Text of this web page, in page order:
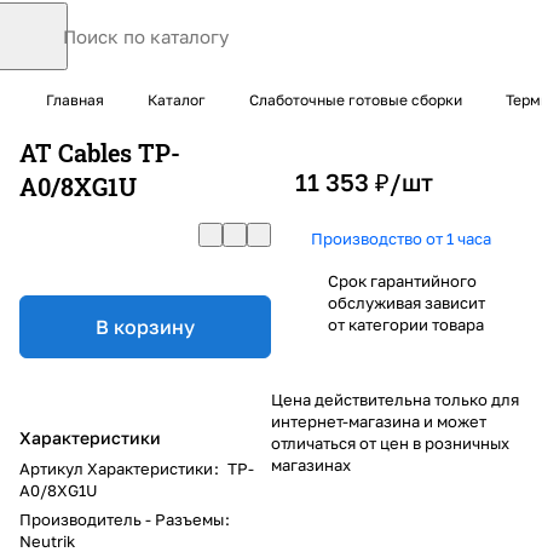
Главная Каталог Слаботочные готовые сборки
AT Cables TP-
A0/8XG1U
В корзину
Характеристики
Артикул Характеристики: TP-
A0/8XG1U
Производитель - Разъемы:
Neutrik
11 353 ₽/шт
Производство от 1 часа
Срок гарантийного
обслуживая зависит
от категории товара
Цена действительна только для
интернет-магазина и может
отличаться от цен в розничных
магазинах